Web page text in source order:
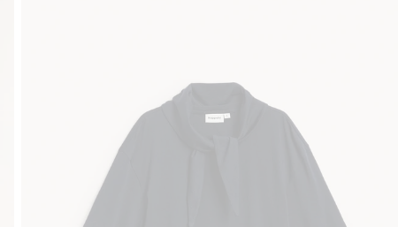
Gratis fraktalternativer Enkel betaling med Vipps & Klarna